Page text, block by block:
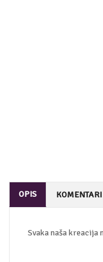
OPIS KOMENTARI
Svaka naša kreacija